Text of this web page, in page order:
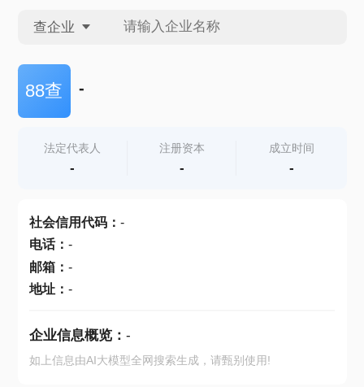
查企业
查企业
查产地
88查 -
法定代表人
-
注册资本
-
成立时间
-
社会信用代码： -
电话： -
邮箱： -
地址： -
企业信息概览： -
如上信息由AI大模型全网搜索生成，请甄别使用!